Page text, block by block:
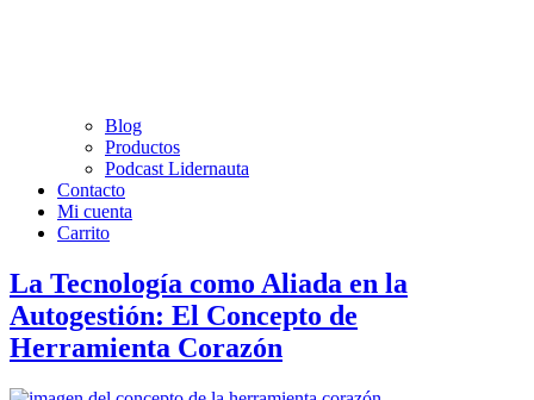
Blog
Productos
Podcast Lidernauta
Contacto
Mi cuenta
Carrito
La Tecnología como Aliada en la
Autogestión: El Concepto de
Herramienta Corazón